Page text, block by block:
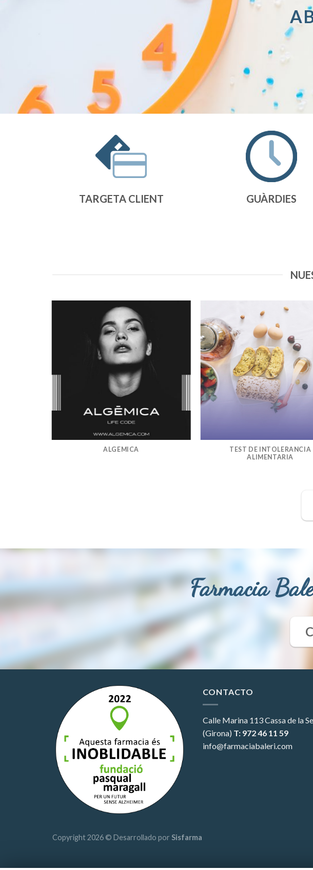
TARGETA CLIENT GUÀRDIES
ALGEMICA
TEST DE INTOLERANCIA
ALIMENTARIA
Farmacia
CONTACTO
Calle Marina 113Cassa de la
(Girona) T: 972 46 11 59
info@farmaciabaleri.com
Copyright 2026 © Desarrollado por Sisfarma